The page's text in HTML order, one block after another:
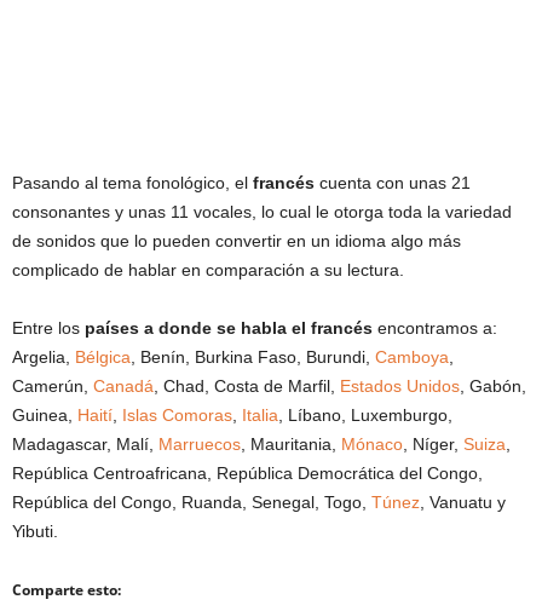
Pasando al tema fonológico, el francés cuenta con unas 21
consonantes y unas 11 vocales, lo cual le otorga toda la variedad
de sonidos que lo pueden convertir en un idioma algo más
complicado de hablar en comparación a su lectura.
Entre los países a donde se habla el francés encontramos a:
Argelia, Bélgica, Benín, Burkina Faso, Burundi, Camboya,
Camerún, Canadá, Chad, Costa de Marfil, Estados Unidos, Gabón,
Guinea, Haití, Islas Comoras, Italia, Líbano, Luxemburgo,
Madagascar, Malí, Marruecos, Mauritania, Mónaco, Níger, Suiza,
República Centroafricana, República Democrática del Congo,
República del Congo, Ruanda, Senegal, Togo, Túnez, Vanuatu y
Yibuti.
Comparte esto: